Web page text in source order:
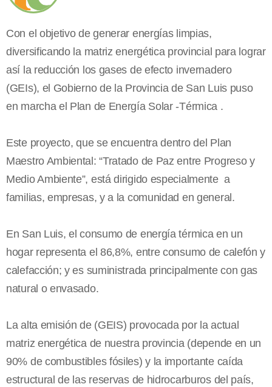
Con el objetivo de generar energías limpias,
diversificando la matriz energética provincial para lograr
así la reducción los gases de efecto invernadero
(GEIs), el Gobierno de la Provincia de San Luis puso
en marcha el Plan de Energía Solar -Térmica .
Este proyecto, que se encuentra dentro del Plan
Maestro Ambiental: “Tratado de Paz entre Progreso y
Medio Ambiente”, está dirigido especialmente a
familias, empresas, y a la comunidad en general.
En San Luis, el consumo de energía térmica en un
hogar representa el 86,8%, entre consumo de calefón y
calefacción; y es suministrada principalmente con gas
natural o envasado.
La alta emisión de (GEIS) provocada por la actual
matriz energética de nuestra provincia (depende en un
90% de combustibles fósiles) y la importante caída
estructural de las reservas de hidrocarburos del país,